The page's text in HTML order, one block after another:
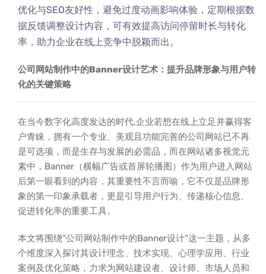
优化与SEO友好性，避免过度动画影响体验，定期根据数
据反馈调整设计内容，可有效提高访问停留时长与转化
率，助力企业在线上竞争中脱颖而出。
公司网站制作中的Banner设计艺术：提升品牌形象与用户转
化的关键策略
在当今数字化高度发达的时代,企业若想在线上立足并赢得客
户青睐，拥有一个专业、美观且功能完善的公司网站已不再
是可选项，而是生存与发展的必需品，而在网站诸多视觉元
素中，Banner（横幅广告或首屏轮播图）作为用户进入网站
后第一眼看到的内容，其重要性不言而喻，它不仅是品牌形
象的第一印象承载者，更是引导用户行为、传递核心信息、
促进转化率的重要工具。
本文将围绕“公司网站制作中的Banner设计”这一主题，从多
个维度深入探讨其设计理念、技术实现、心理学应用、行业
案例及优化策略，力求为网站建设者、设计师、市场人员和